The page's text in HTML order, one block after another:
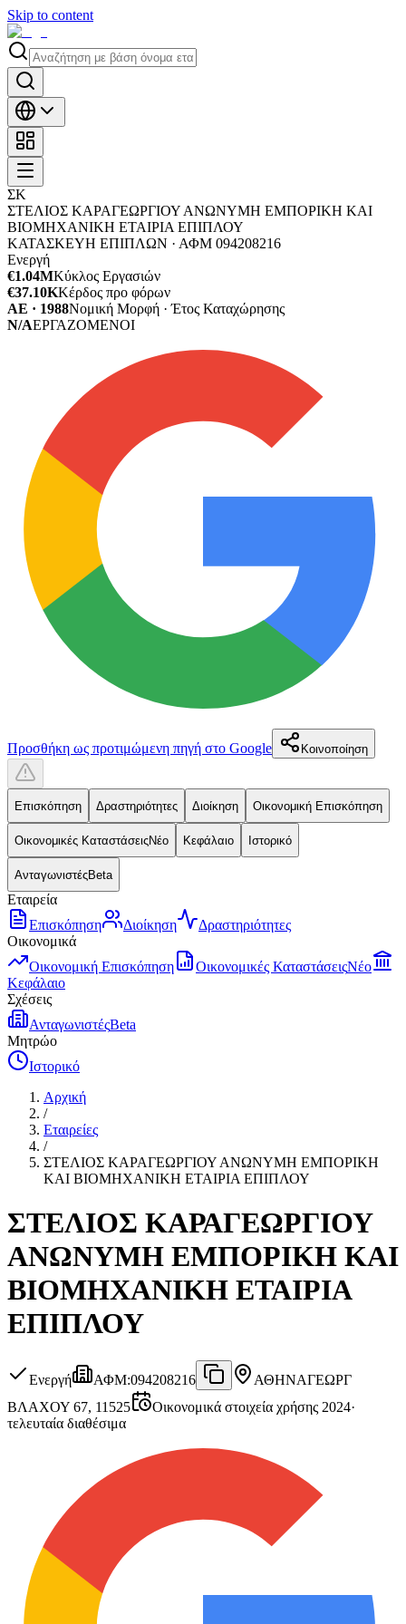
Skip to content
ΣΚ
ΣΤΕΛΙΟΣ ΚΑΡΑΓΕΩΡΓΙΟΥ ΑΝΩΝΥΜΗ ΕΜΠΟΡΙΚΗ ΚΑΙ
ΒΙΟΜΗΧΑΝΙΚΗ ΕΤΑΙΡΙΑ ΕΠΙΠΛΟΥ
ΚΑΤΑΣΚΕΥΗ ΕΠΙΠΛΩΝ · ΑΦΜ 094208216
Ενεργή
€1.04MΚύκλος Εργασιών
€37.10KΚέρδος προ φόρων
ΑΕ · 1988Νομική Μορφή · Έτος Καταχώρησης
N/AΕΡΓΑΖΟΜΕΝΟΙ
Προσθήκη ως προτιμώμενη πηγή στο Google Κοινοποίηση
Επισκόπηση Δραστηριότητες Διοίκηση Οικονομική Επισκόπηση
Οικονομικές ΚαταστάσειςΝέο Κεφάλαιο Ιστορικό
ΑνταγωνιστέςBeta
Εταιρεία
Επισκόπηση
Διοίκηση
Δραστηριότητες
Οικονομικά
Οικονομική Επισκόπηση
Οικονομικές ΚαταστάσειςΝέο
Κεφάλαιο
Σχέσεις
ΑνταγωνιστέςBeta
Μητρώο
Ιστορικό
Αρχική
/
Εταιρείες
/
ΣΤΕΛΙΟΣ ΚΑΡΑΓΕΩΡΓΙΟΥ ΑΝΩΝΥΜΗ ΕΜΠΟΡΙΚΗ
ΚΑΙ ΒΙΟΜΗΧΑΝΙΚΗ ΕΤΑΙΡΙΑ ΕΠΙΠΛΟΥ
ΣΤΕΛΙΟΣ ΚΑΡΑΓΕΩΡΓΙΟΥ
ΑΝΩΝΥΜΗ ΕΜΠΟΡΙΚΗ ΚΑΙ
ΒΙΟΜΗΧΑΝΙΚΗ ΕΤΑΙΡΙΑ
ΕΠΙΠΛΟΥ
Ενεργή ΑΦΜ:094208216 ΑΘΗΝΑΓΕΩΡΓ
ΒΛΑΧΟΥ 67, 11525
Οικονομικά στοιχεία χρήσης 2024·
τελευταία διαθέσιμα